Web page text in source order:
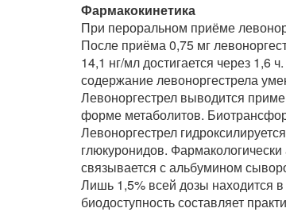
Фармакокинетика
При пероральном приёме
После приёма 0,75 мг
14,1 нг/мл достигается через 1,6
содержание левоноргестрела
Левоноргестрел выводится
форме метаболитов.
Левоноргестрел
глюкуронидов.
связывается с альбумином
Лишь 1,5% всей дозы находится
биодоступность составляет